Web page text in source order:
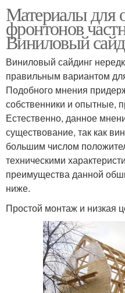
Материалы для
фронтонов
Виниловый
Виниловый сайдинг
правильным вариантом
Подобного мнения
собственники и опытные,
Естественно, данное
существование, так как
большим числом
техническими
преимущества данной
ниже.
Простой монтаж и низкая